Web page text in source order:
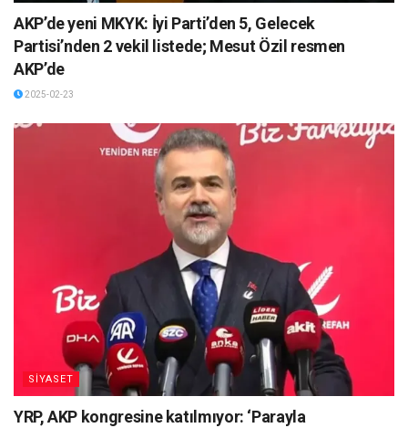
AKP’de yeni MKYK: İyi Parti’den 5, Gelecek
Partisi’nden 2 vekil listede; Mesut Özil resmen
AKP’de
2025-02-23
SİYASET
YRP, AKP kongresine katılmıyor: ‘Parayla